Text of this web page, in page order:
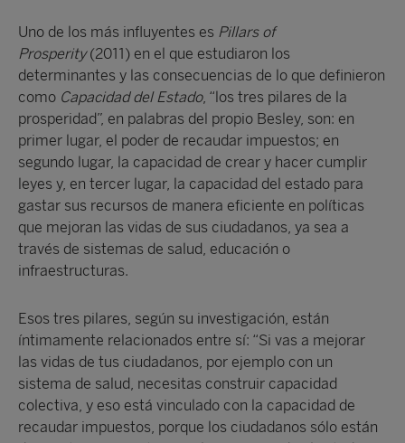
Uno de los más influyentes es Pillars of
Prosperity(2011) en el que estudiaron los
determinantes y las consecuencias de lo que definieron
como Capacidad del Estado, “los tres pilares de la
prosperidad”, en palabras del propio Besley, son: en
primer lugar, el poder de recaudar impuestos; en
segundo lugar, la capacidad de crear y hacer cumplir
leyes y, en tercer lugar, la capacidad del estado para
gastar sus recursos de manera eficiente en políticas
que mejoran las vidas de sus ciudadanos, ya sea a
través de sistemas de salud, educación o
infraestructuras.
Esos tres pilares, según su investigación, están
íntimamente relacionados entre sí: “Si vas a mejorar
las vidas de tus ciudadanos, por ejemplo con un
sistema de salud, necesitas construir capacidad
colectiva, y eso está vinculado con la capacidad de
recaudar impuestos, porque los ciudadanos sólo están